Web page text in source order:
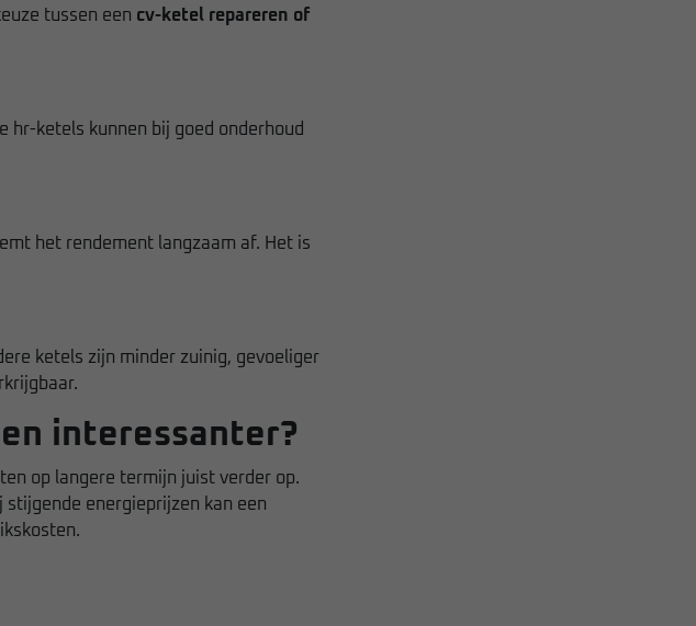
tussen een cv-ketel repareren of
hr-ketels kunnen bij goed onderhoud
het rendement langzaam af. Het is
ketels zijn minder zuinig, gevoeliger
interessanter?
op langere termijn juist verder op.
stijgende energieprijzen kan een